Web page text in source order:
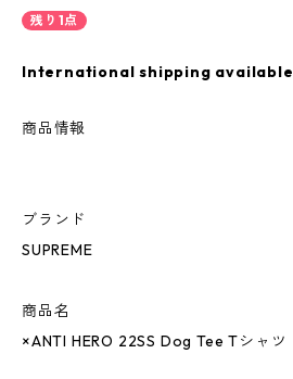
残り1点
International shipping available
商品情報
ブランド
SUPREME
商品名
×ANTI HERO 22SS Dog Tee Tシャツ